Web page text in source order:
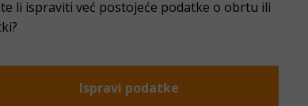
li ispraviti već postojeće podatke o obrtu ili
Ispravi podatke